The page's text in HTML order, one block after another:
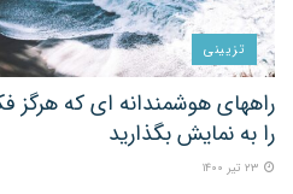
تزیینی
راههای هوشمندانه ای که هرگز
را به نمایش بگذارید